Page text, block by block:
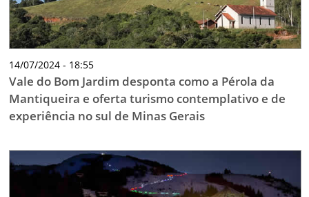
14/07/2024 - 18:55
Vale do Bom Jardim desponta como a Pérola da
Mantiqueira e oferta turismo contemplativo e de
experiência no sul de Minas Gerais